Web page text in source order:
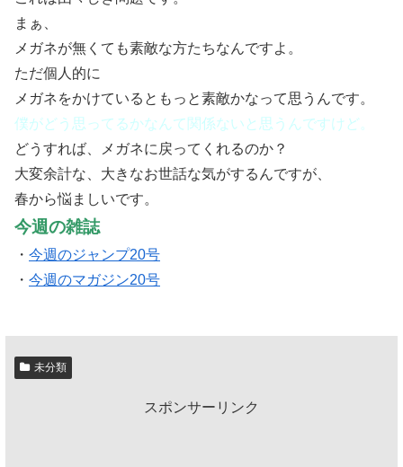
まぁ、
メガネが無くても素敵な方たちなんですよ。
ただ個人的に
メガネをかけているともっと素敵かなって思うんです。
僕がどう思ってるかなんて関係ないと思うんですけど。
どうすれば、メガネに戻ってくれるのか？
大変余計な、大きなお世話な気がするんですが、
春から悩ましいです。
今週の雑誌
・ 今週のジャンプ20号
・ 今週のマガジン20号
未分類
スポンサーリンク